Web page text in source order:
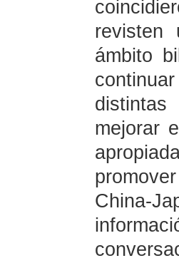
revisten
ámbito
mejorar
China-